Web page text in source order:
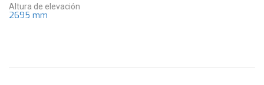
Altura de elevación
2695 mm